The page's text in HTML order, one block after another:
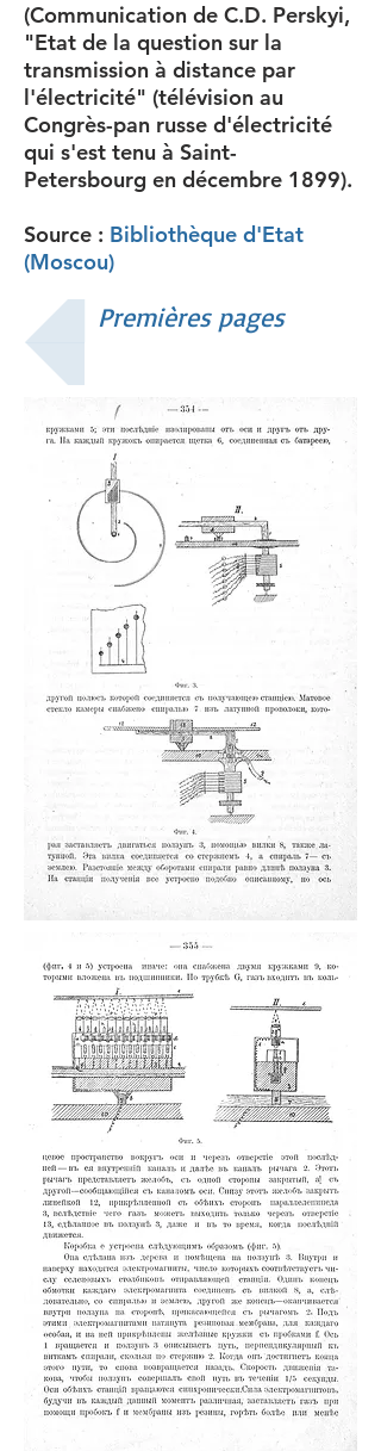
(Communication de C.D. Perskyi,
"Etat de la question sur la
transmission à distance par
l'électricité" (télévision au
Congrès-pan russe d'électricité
qui s'est tenu à Saint-
Petersbourg en décembre 1899).
Source : Bibliothèque d'Etat
(Moscou)
Premières pages